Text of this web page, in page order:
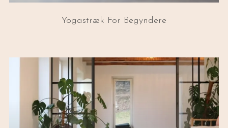
Yogastræk For Begyndere